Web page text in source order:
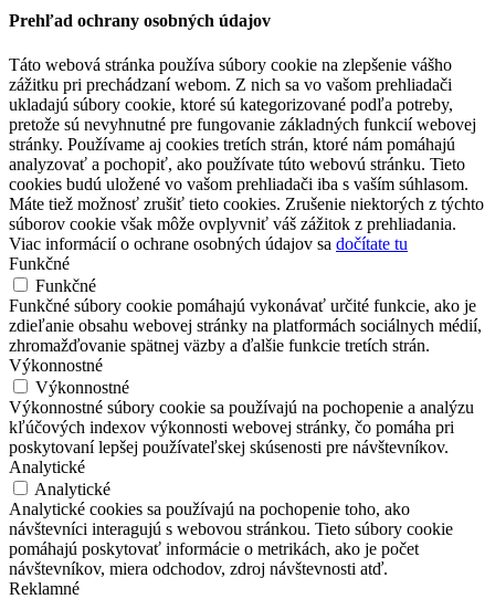
Prehľad ochrany osobných údajov
Táto webová stránka používa súbory cookie na zlepšenie vášho
zážitku pri prechádzaní webom. Z nich sa vo vašom prehliadači
ukladajú súbory cookie, ktoré sú kategorizované podľa potreby,
pretože sú nevyhnutné pre fungovanie základných funkcií webovej
stránky. Používame aj cookies tretích strán, ktoré nám pomáhajú
analyzovať a pochopiť, ako používate túto webovú stránku. Tieto
cookies budú uložené vo vašom prehliadači iba s vaším súhlasom.
Máte tiež možnosť zrušiť tieto cookies. Zrušenie niektorých z týchto
súborov cookie však môže ovplyvniť váš zážitok z prehliadania.
Viac informácií o ochrane osobných údajov sa dočítate tu
Funkčné
Funkčné
Funkčné súbory cookie pomáhajú vykonávať určité funkcie, ako je
zdieľanie obsahu webovej stránky na platformách sociálnych médií,
zhromažďovanie spätnej väzby a ďalšie funkcie tretích strán.
Výkonnostné
Výkonnostné
Výkonnostné súbory cookie sa používajú na pochopenie a analýzu
kľúčových indexov výkonnosti webovej stránky, čo pomáha pri
poskytovaní lepšej používateľskej skúsenosti pre návštevníkov.
Analytické
Analytické
Analytické cookies sa používajú na pochopenie toho, ako
návštevníci interagujú s webovou stránkou. Tieto súbory cookie
pomáhajú poskytovať informácie o metrikách, ako je počet
návštevníkov, miera odchodov, zdroj návštevnosti atď.
Reklamné